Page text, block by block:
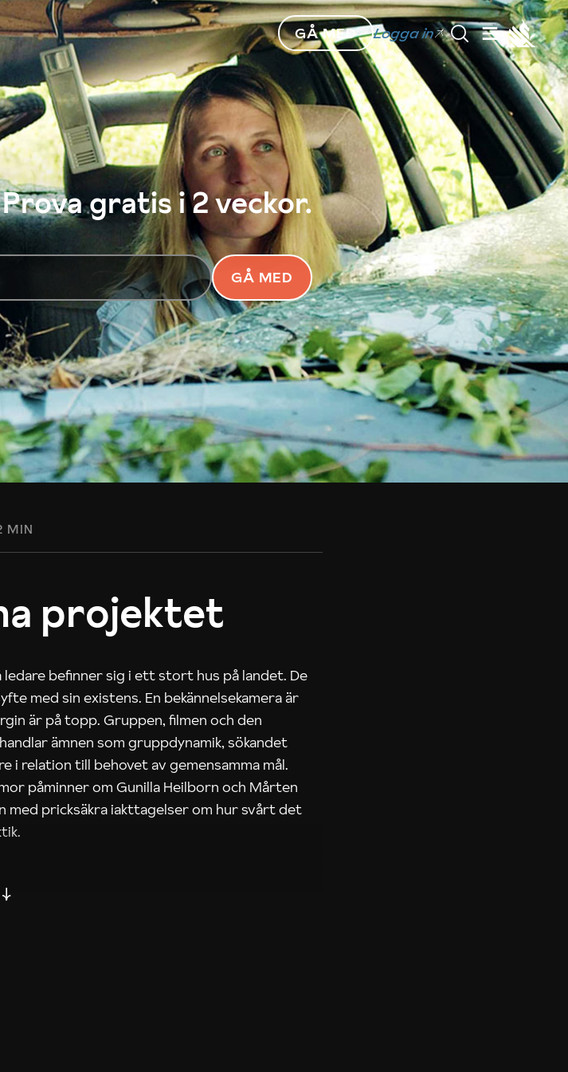
GÅ MED Logga in
gratis i 2 veckor.
GÅ MED
MIN
projektet
befinner sig i ett stort hus på landet. De
med sin existens. En bekännelsekamera är
är på topp. Gruppen, filmen och den
ämnen som gruppdynamik, sökandet
i relation till behovet av gemensamma mål.
påminner om Gunilla Heilborn och Mårten
med pricksäkra iakttagelser om hur svårt det